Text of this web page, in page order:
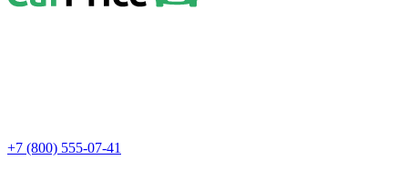
+7 (800) 555-07-41